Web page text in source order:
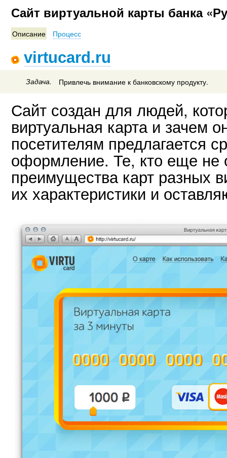
Сайт виртуальной карты банка
Описание Процесс
virtucard.ru
Задача. Привлечь внимание к банковскому продукту.
Сайт создан для людей,
виртуальная карта и зачем
посетителям предлагается
оформление. Те, кто еще не
преимущества карт разных
их характеристики и